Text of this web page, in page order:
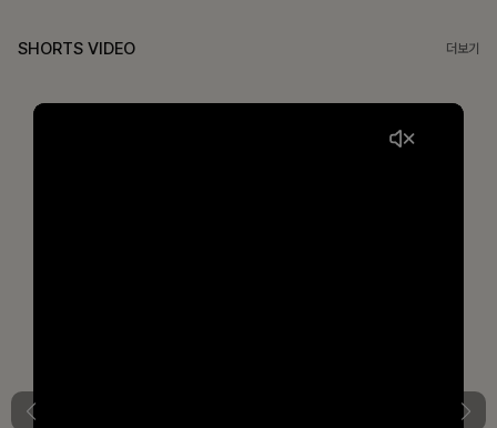
SHORTS VIDEO 더보기